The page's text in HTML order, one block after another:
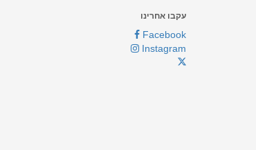
עקבו אחרינו
Facebook
Instagram